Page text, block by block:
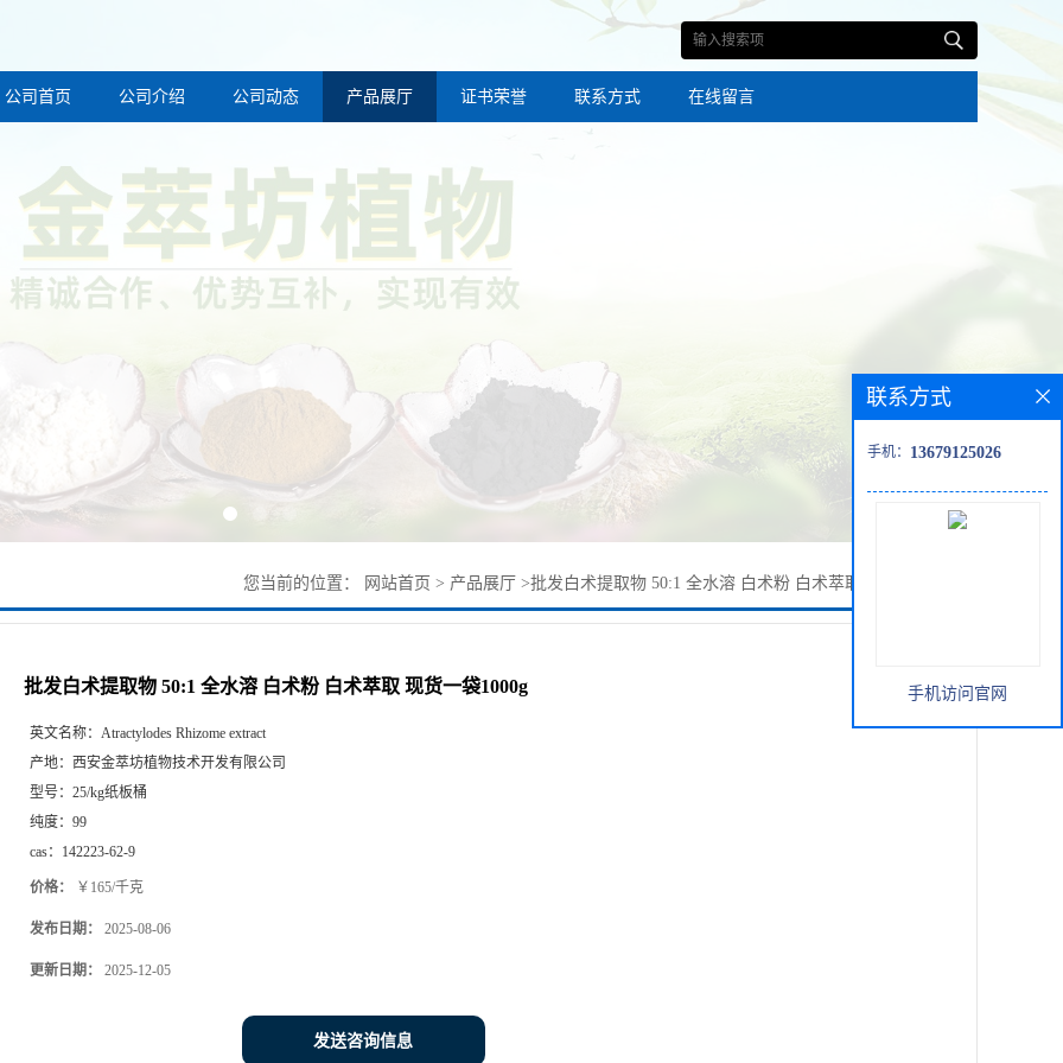
公司首页 公司介绍 公司动态 产品展厅 证书荣誉 联系方式 在线留言
您当前的位置： 网站首页 > 产品展厅 >批发白术提取物 50:1 全水溶 白术粉 白术萃取 现货一袋1000G
批发白术提取物 50:1 全水溶 白术粉 白术萃取 现货一袋1000g
英文名称： Atractylodes Rhizome extract
产地： 西安金萃坊植物技术开发有限公司
型号： 25/kg纸板桶
纯度： 99
cas： 142223-62-9
价格： ￥165/千克
发布日期： 2025-08-06
更新日期： 2025-12-05
发送咨询信息
联系方式
手机： 13679125026
手机访问官网